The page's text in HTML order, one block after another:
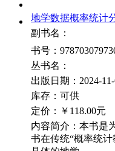
地学数据概率统计
副书名：
书号：
丛书名：
出版日期：2024-11-
库存：可供
定价：
￥118.00元
内容简介：本书是
书在传统“概率统